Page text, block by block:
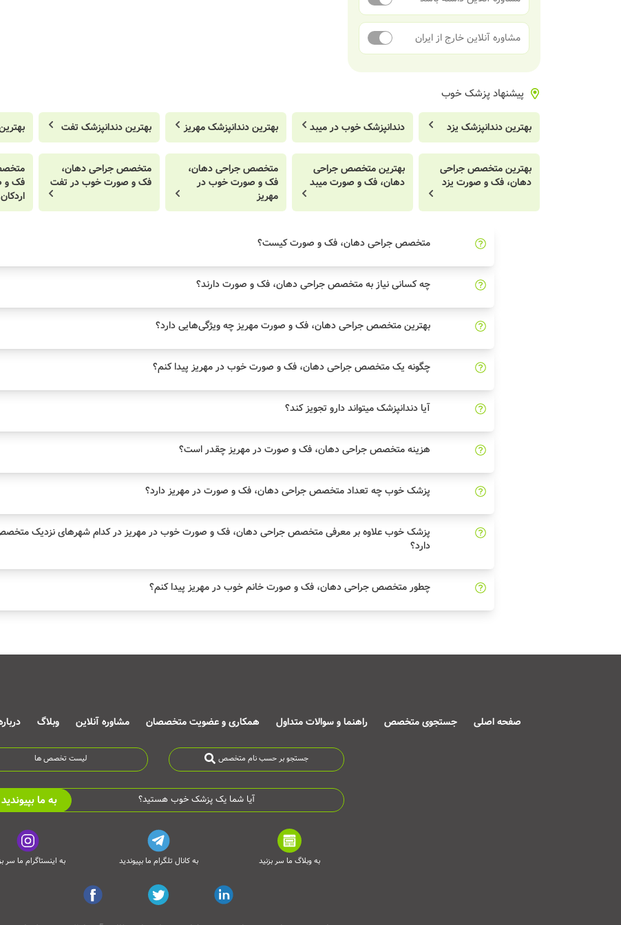
مشاوره آنلاین خارج از ایران
پیشنهاد پزشک خوب
بهترین دندانپزشک یزد دندانپزشک خوب در میبد بهترین دندانپزشک مهریز بهترین دندانپزشک تفت
بهترین متخصص جراحی
دهان، فک و صورت یزد
بهترین متخصص جراحی
دهان، فک و صورت میبد
متخصص جراحی دهان،
فک و صورت خوب در
مهریز
متخصص جراحی دهان،
فک و صورت خوب در تفت
فک و
اردکان
متخصص جراحی دهان، فک و صورت کیست؟
چه کسانی نیاز به متخصص جراحی دهان، فک و صورت دارند؟
بهترین متخصص جراحی دهان، فک و صورت مهریز چه ویژگی‌هایی دارد؟
چگونه یک متخصص جراحی دهان، فک و صورت خوب در مهریز پیدا کنم؟
آیا دندانپزشک میتواند دارو تجویز کند؟
هزینه متخصص جراحی دهان، فک و صورت در مهریز چقدر است؟
پزشک خوب چه تعداد متخصص جراحی دهان، فک و صورت در مهریز دارد؟
پزشک خوب علاوه بر معرفی متخصص جراحی دهان، فک و صورت خوب در مهریز در کدام شهرهای نزدیک
دارد؟
چطور متخصص جراحی دهان، فک و صورت خانم خوب در مهریز پیدا کنم؟
صفحه اصلی جستجوی متخصص راهنما و سوالات متداول همکاری و عضویت متخصصان مشاوره آنلاین وبلاگ
جستجو بر حسب نام متخصص لیست تخصص ها
آیا شما یک پزشک خوب هستید؟ به ما بپیوندید
به وبلاگ ما سر بزنید به کانال تلگرام ما بپیوندید به اینستاگرام ما سر